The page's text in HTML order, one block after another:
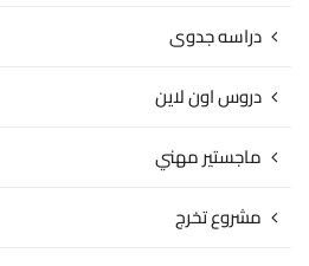
دراسه جدوى
دروس اون لاين
ماجستير مهني
مشروع تخرج